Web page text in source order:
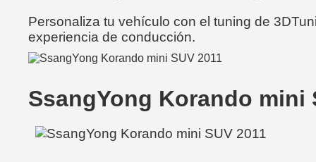
Personaliza tu vehículo con el tuning de
experiencia de conducción.
SsangYong Korando mini